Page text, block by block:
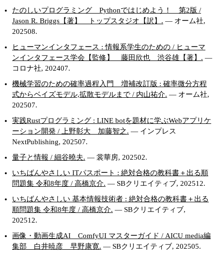
たのしいプログラミング Pythonではじめよう！ 第2版 /
Jason R. Briggs【著】 トップスタジオ【訳】. — オーム社,
202508.
ヒューマンインタフェース : 情報系学生のための / ヒューマ
ンインタフェース学会【監修】 藤田欣也 渋谷雄【著】. —
コロナ社, 202407.
機械学習のための確率過程入門 増補改訂版 : 確率微分方程
式からベイズモデル,拡散モデルまで / 内山祐介. — オーム社,
202507.
実践Rustプログラミング : LINE botを題材に学ぶWebアプリケ
ーション開発 / 上野彰大 加藤智之. — インプレス
NextPublishing, 202507.
量子と情報 / 細谷曉夫. — 裳華房, 202502.
いちばんやさしい ITパスポート : 絶対合格の教科書＋出る順
問題集 令和8年度 / 高橋京介. — SBクリエイティブ, 202512.
いちばんやさしい 基本情報技術者 : 絶対合格の教科書＋出る
順問題集 令和8年度 / 高橋京介. — SBクリエイティブ,
202512.
画像・動画生成AI ComfyUI マスターガイド / AICU media編
集部 白井暁彦 早野康寛. — SBクリエイティブ, 202505.